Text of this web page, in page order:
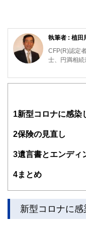
執筆者 : 植田
CFP(R)認定
士、円満相続
外資系IT企業
に考え、ラ
日々努力して
1 新型コロナに感染
2保険の見直し
3遺言書とエンディ
4まとめ
新型コロナに